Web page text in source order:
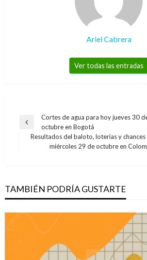
Ariel Cabrera
Ver todas las entradas
Navegación
entradas
Entrada
anterior
Cortes de agua para hoy jueves 30
octubre en Bogotá
Entrada
Resultados del baloto, loterías y chances
miércoles 29 de octubre en
TAMBIÉN PODRÍA GUSTARTE